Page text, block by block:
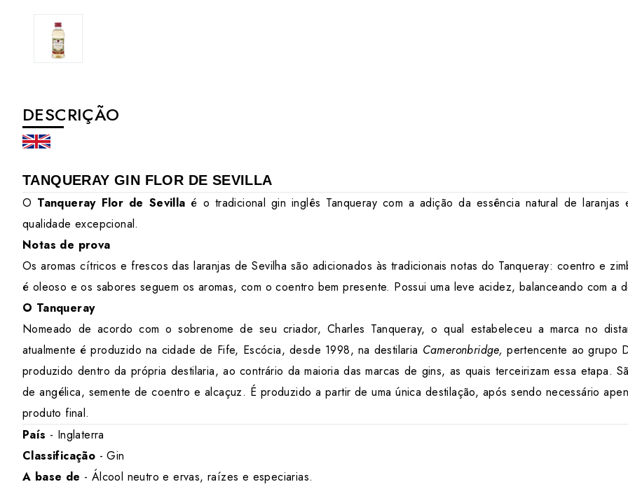
DESCRIÇÃO
TANQUERAY GIN FLOR DE SEVILLA
O Tanqueray Flor de Sevilla é o tradicional gin inglês Tanqueray com a adição da essência natural de
qualidade excepcional.
Notas de prova
Os aromas cítricos e frescos das laranjas de Sevilha são adicionados às tradicionais notas do Tanqueray: coentro e
é oleoso e os sabores seguem os aromas, com o coentro bem presente. Possui uma leve acidez, balanceando com a
O Tanqueray
Nomeado de acordo com o sobrenome de seu criador, Charles Tanqueray, o qual estabeleceu a marca no
atualmente é produzido na cidade de Fife, Escócia, desde 1998, na destilaria Cameronbridge,pertencente ao grupo
produzido dentro da própria destilaria, ao contrário da maioria das marcas de gins, as quais terceirizam essa etapa.
de angélica, semente de coentro e alcaçuz. É produzido a partir de uma única destilação, após sendo necessário
produto final.
País - Inglaterra
Classificação - Gin
A base de - Álcool neutro e ervas, raízes e especiarias.